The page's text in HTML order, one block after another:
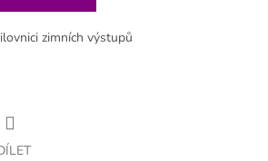
zimních výstupů